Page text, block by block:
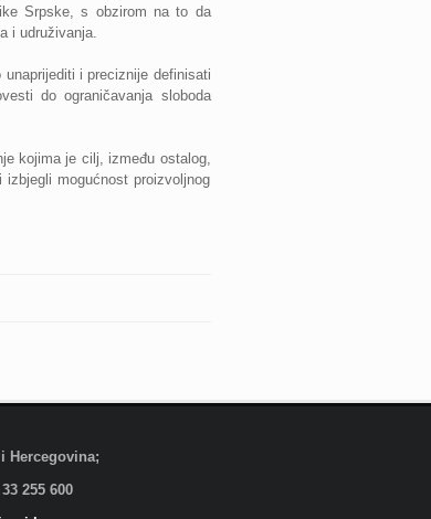
Srpske, s obzirom na to da
i udruživanja.
i preciznije definisati
do ograničavanja sloboda
kojima je cilj, između ostalog,
mogućnost proizvoljnog
Hercegovina;
255 600